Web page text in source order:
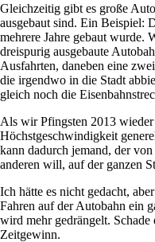
Gleichzeitig gibt es große
ausgebaut sind. Ein Beispiel:
mehrere Jahre gebaut wurde.
dreispurig ausgebaute
Ausfahrten, daneben eine
die irgendwo in die Stadt
gleich noch die
Als wir Pfingsten 2013
Höchstgeschwindigkeit
kann dadurch jemand, der
anderen will, auf der ganzen
Ich hätte es nicht gedacht,
Fahren auf der Autobahn ein
wird mehr gedrängelt.
Zeitgewinn.